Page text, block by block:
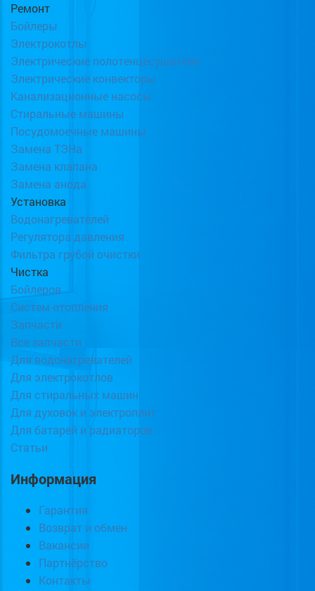
Ремонт
Бойлеры
Электрокотлы
Электрические полотенцесушители
Электрические конвекторы
Канализационные насосы
Стиральные машины
Посудомоечные машины
Замена ТЭНа
Замена клапана
Замена анода
Установка
Водонагревателей
Регулятора давления
Фильтра грубой очистки
Чистка
Бойлеров
Систем отопления
Запчасти
Все запчасти
Для водонагревателей
Для электрокотлов
Для стиральных машин
Для духовок и электроплит
Для батарей и радиаторов
Статьи
Информация
Гарантия
Возврат и обмен
Вакансии
Партнёрство
Контакты